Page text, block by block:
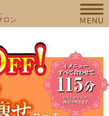
ロン